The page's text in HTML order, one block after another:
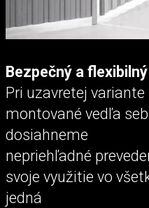
Bezpečný a flexibilný
Pri uzavretej
montované vedľa
dosiahneme
nepriehľadné
svoje využitie vo
jedná